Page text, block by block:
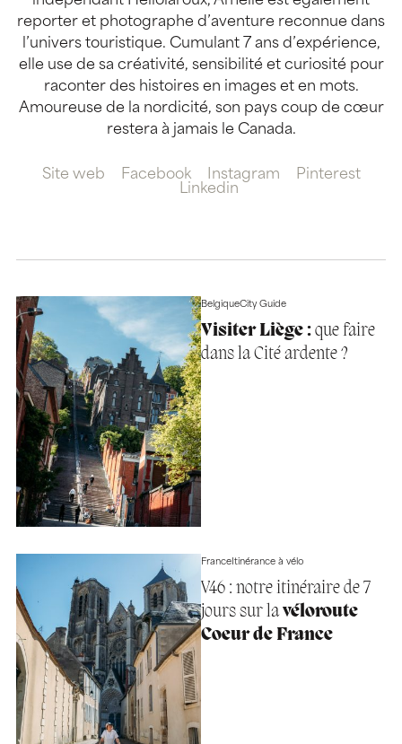
reporter et photographe d’aventure reconnue dans
l’univers touristique. Cumulant 7 ans d’expérience,
elle use de sa créativité, sensibilité et curiosité pour
raconter des histoires en images et en mots.
Amoureuse de la nordicité, son pays coup de cœur
restera à jamais le Canada.
Site web Facebook Instagram
Pinterest
Linkedin
BelgiqueCity Guide
Visiter Liège :que faire
dans la Cité ardente ?
FranceItinérance à vélo
V46 : notre itinéraire de 7
jours sur lavéloroute
Coeur de France